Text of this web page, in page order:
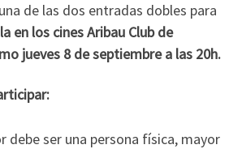
de las dos entradas dobles para
en los cines Aribau Club de
jueves 8 de septiembre a las 20h.
debe ser una persona física, mayor